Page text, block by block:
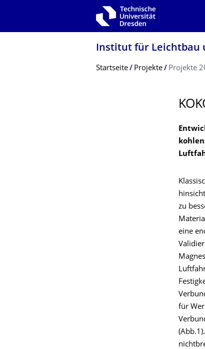
Zur Hauptnavigation springen
Institut für Leichtbau
Breadcrumb-Menü
Startseite Projekte Projekte
zu
eine
für